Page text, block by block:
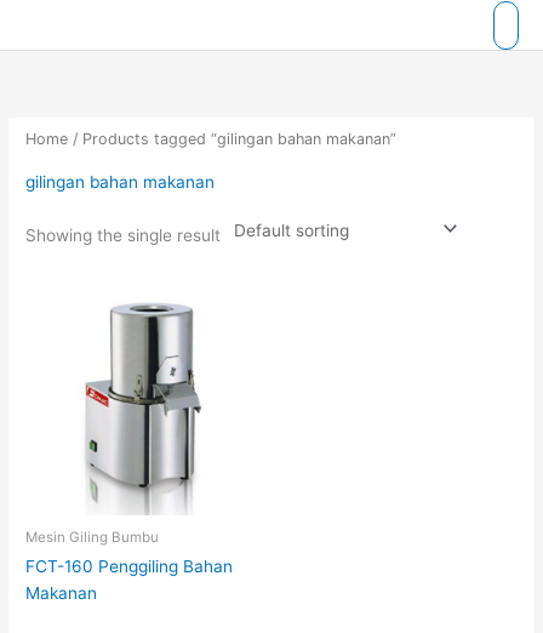
Home / Products tagged “gilingan bahan makanan”
gilingan bahan makanan
Showing the single result
Mesin Giling Bumbu
FCT-160 Penggiling Bahan
Makanan